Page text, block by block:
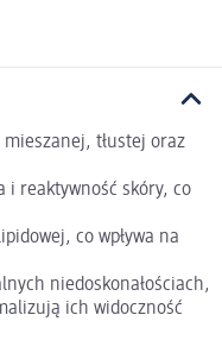
tłustej oraz
i reaktywność skóry, co
co wpływa na
niedoskonałościach,
ich widoczność